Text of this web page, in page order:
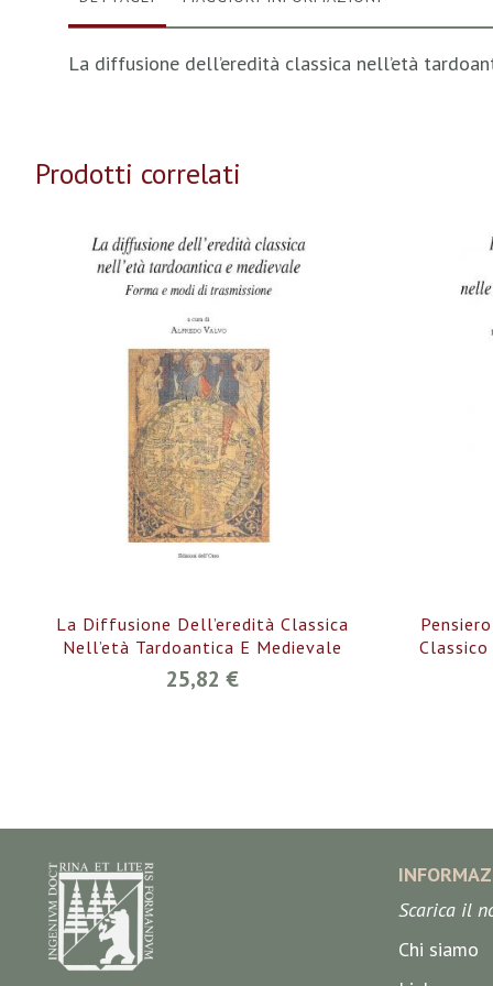
La diffusione dell’eredità classica nell’età
Prodotti correlati
La Diffusione Dell’eredità Classica
Nell’età Tardoantica E Medievale
25,82 €
Scarica il
Chi siamo